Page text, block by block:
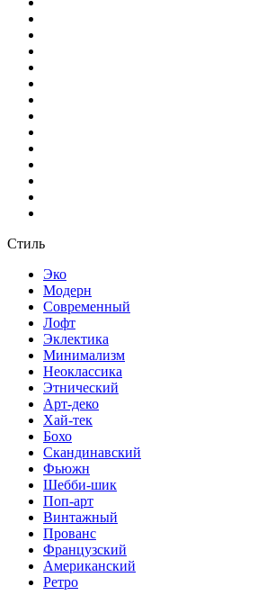
Стиль
Эко
Модерн
Современный
Лофт
Эклектика
Минимализм
Неоклассика
Этнический
Арт-деко
Хай-тек
Бохо
Скандинавский
Фьюжн
Шебби-шик
Поп-арт
Винтажный
Прованс
Французский
Американский
Ретро